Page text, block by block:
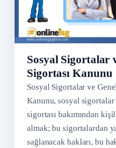
Sosyal Sigortalar
Sigortası Kanunu
Sosyal Sigortalar ve
Kanunu, sosyal sigortalar
sigortası bakımından
almak; bu sigortalardan
sağlanacak hakları, bu